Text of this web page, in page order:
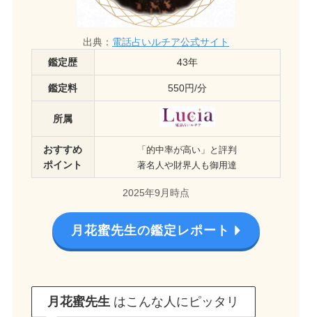
出典： 電話占いルチア公式サイト
鑑定歴
43年
鑑定料 550円/分
所属
おすすめ
ポイント
「的中率が高い」と評判
著名人や財界人も御用達
2025年9月時点
月花蜜先生の鑑定レポート
月花蜜先生 はこんな人にピッタリ